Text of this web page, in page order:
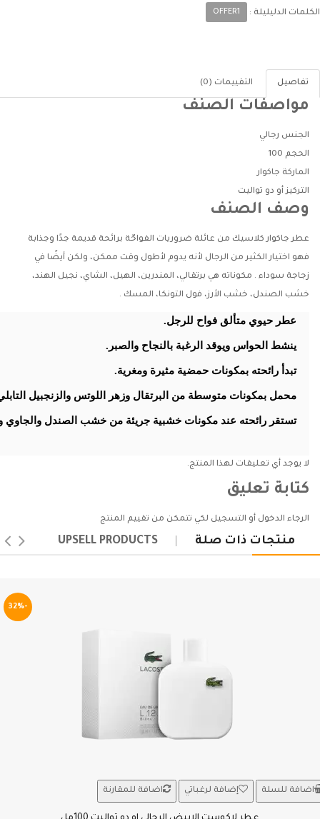
الكلمات الدليليلة : OFFER1
تفاصيل التقييمات (0)
مواصفات الصنف
الجنس رجالي
الحجم 100
الماركة جاكوار
التركيز أو دو تواليت
وصف الصنف
عطر جاكوار كلاسيك من عائلة ضروريات الفواحّة برائحة قديمة جدًا وجذابة
فهو اختيار الكثير من الرجال لأنه يدوم لأطول وقت ممكن، ولكن أيضًا في
زجاجة سوداء . مكوناته هي برتقالي، المندرين، الهيل، الشاي، نجيل الهند،
خشب الصندل، خشب الأرز، فول التونكا، المسك .
عطر حيوي متألق فواح للرجل.
ينشط الحواس ويوقد الرغبة بالنجاح والصبر.
تبدأ رائحته بمكونات حمضية مثيرة ومغرية.
محمل بمكونات متوسطة من البرتقال وزهر اللوتس والزنجبيل
تستقر رائحته عند مكونات خشبية جريئة من خشب الصندل والجاوي
لا يوجد أي تعليقات لهذا المنتج.
كتابة تعليق
الرجاء الدخول أو التسجيل لكي تتمكن من تقييم المنتج
منتجات ذات صلة UPSELL PRODUCTS
-32%
اضافة للسلة إضافة لرغباتي اضافة للمقارنة